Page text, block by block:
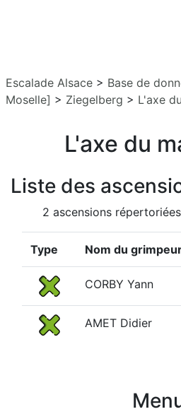
Escalade Alsace > Base de
Moselle] > Ziegelberg > L'axe
L'axe du
Liste des
2 ascensions
Type Nom du
CORBY Yann
AMET Didier